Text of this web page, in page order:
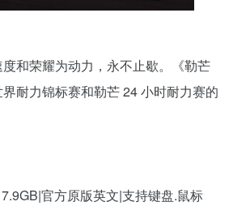
和荣耀为动力，永不止歇。《勒芒
耐力锦标赛和勒芒 24 小时耐力赛的
官方原版英文|支持键盘.鼠标